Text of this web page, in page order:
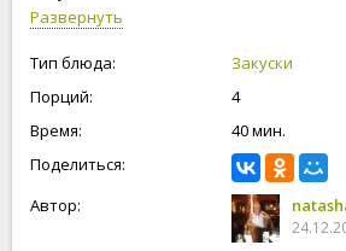
Развернуть
Тип блюда:
Закуски
Порций:
4
Время:
40 мин.
Поделиться:
Автор: